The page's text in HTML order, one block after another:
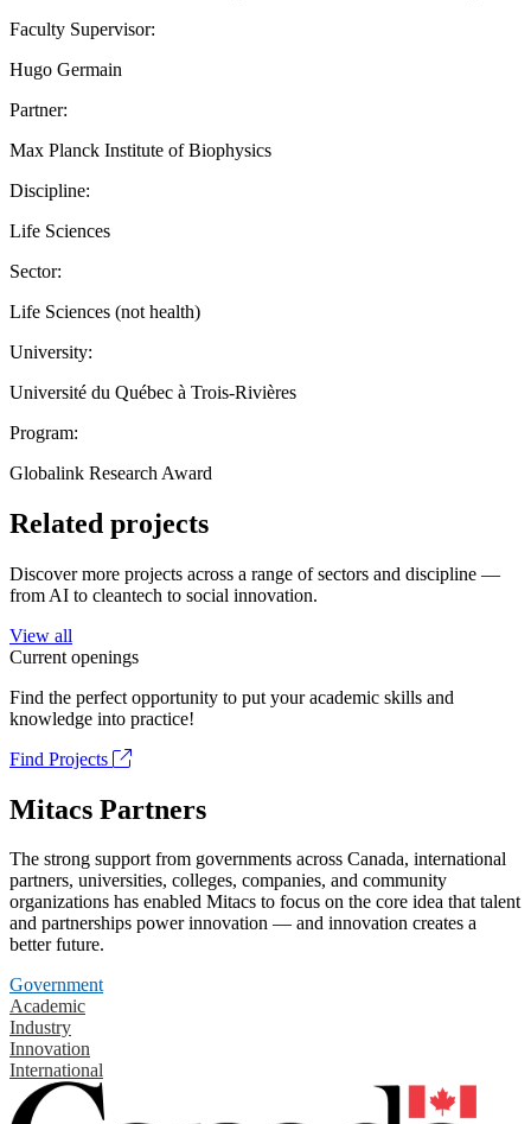
Faculty Supervisor:
Hugo Germain
Partner:
Max Planck Institute of Biophysics
Discipline:
Life Sciences
Sector:
Life Sciences (not health)
University:
Université du Québec à Trois-Rivières
Program:
Globalink Research Award
Related projects
Discover more projects across a range of sectors and discipline —
from AI to cleantech to social innovation.
View all
Current openings
Find the perfect opportunity to put your academic skills and
knowledge into practice!
Find Projects
Mitacs Partners
The strong support from governments across Canada, international
partners, universities, colleges, companies, and community
organizations has enabled Mitacs to focus on the core idea that talent
and partnerships power innovation — and innovation creates a
better future.
Government
Academic
Industry
Innovation
International